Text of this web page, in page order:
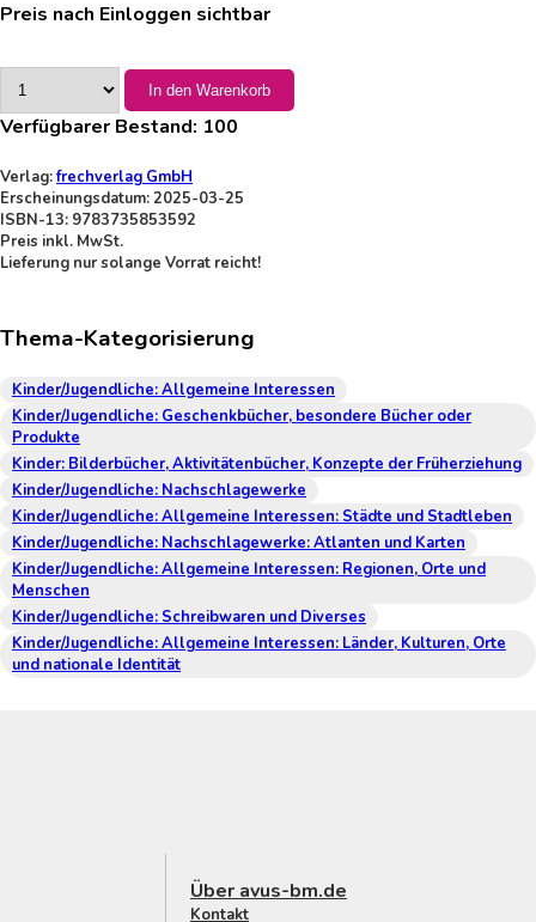
Preis nach Einloggen sichtbar
In den Warenkorb
Verfügbarer Bestand: 100
Verlag:frechverlag GmbH
Erscheinungsdatum: 2025-03-25
ISBN-13: 9783735853592
Preis inkl. MwSt.
Lieferung nur solange Vorrat reicht!
Thema-Kategorisierung
Kinder/Jugendliche: Allgemeine Interessen
Kinder/Jugendliche: Geschenkbücher, besondere Bücher oder
Produkte
Kinder: Bilderbücher, Aktivitätenbücher, Konzepte der Früherziehung
Kinder/Jugendliche: Nachschlagewerke
Kinder/Jugendliche: Allgemeine Interessen: Städte und Stadtleben
Kinder/Jugendliche: Nachschlagewerke: Atlanten und Karten
Kinder/Jugendliche: Allgemeine Interessen: Regionen, Orte und
Menschen
Kinder/Jugendliche: Schreibwaren und Diverses
Kinder/Jugendliche: Allgemeine Interessen: Länder, Kulturen, Orte
und nationale Identität
Über avus-bm.de
Kontakt